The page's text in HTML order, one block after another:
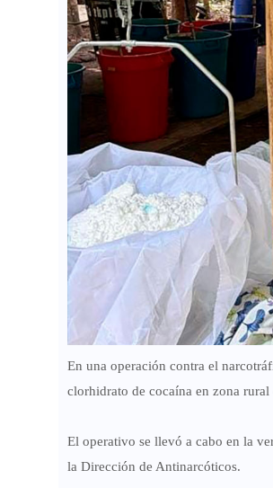
En una operación contra el
clorhidrato de cocaína en zona rural
El operativo se llevó a cabo en la
la Dirección de Antinarcóticos.